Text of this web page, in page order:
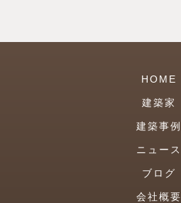
HOME
建築家
建築事例
ニュース
ブログ
会社概要